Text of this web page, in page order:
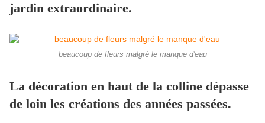
jardin extraordinaire.
beaucoup de fleurs malgré le manque d'eau
La décoration en haut de la colline dépasse
de loin les créations des années passées.